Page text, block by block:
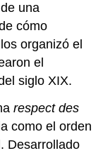
una
cómo
organizó el
el
siglo XIX.
respect des
como el orden
Desarrollado